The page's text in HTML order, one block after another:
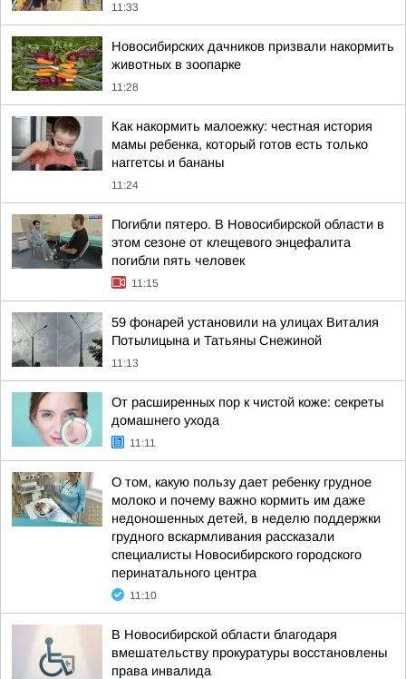
11:33
Новосибирских дачников призвали накормить
животных в зоопарке
11:28
Как накормить малоежку: честная история
мамы ребенка, который готов есть только
наггетсы и бананы
11:24
Погибли пятеро. В Новосибирской области в
этом сезоне от клещевого энцефалита
погибли пять человек
11:15
59 фонарей установили на улицах Виталия
Потылицына и Татьяны Снежиной
11:13
От расширенных пор к чистой коже: секреты
домашнего ухода
11:11
О том, какую пользу дает ребенку грудное
молоко и почему важно кормить им даже
недоношенных детей, в неделю поддержки
грудного вскармливания рассказали
специалисты Новосибирского городского
перинатального центра
11:10
В Новосибирской области благодаря
вмешательству прокуратуры восстановлены
права инвалида